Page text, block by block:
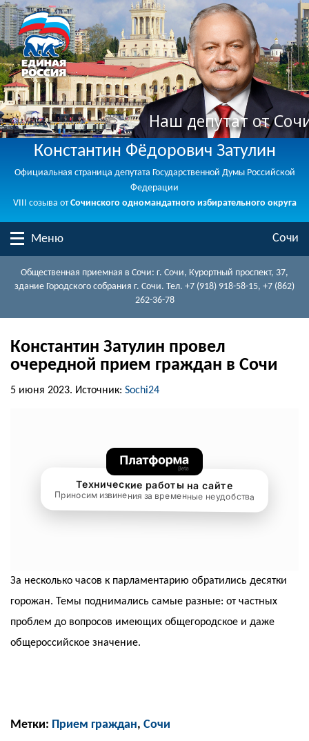
Наш депутат от
Константин Фёдорович Затулин
Официальная страница депутата Государственной Думы Российской
Федерации
VIII созыва отСочинского одномандатного избирательного округа
Меню Сочи
Общественная приемная в Сочи: г. Сочи, Курортный проспект, 37,
здание Городского собрания г. Сочи. Тел. +7 (918) 918-58-15, +7 (862)
262-36-78
Константин Затулин провел
очередной прием граждан в Сочи
5 июня 2023. Источник: Sochi24
За несколько часов к парламентарию обратились десятки
горожан. Темы поднимались самые разные: от частных
проблем до вопросов имеющих общегородское и даже
общероссийское значение.
Метки: Прием граждан, Сочи